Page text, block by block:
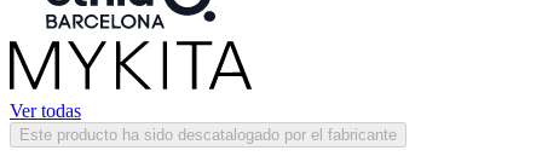
Ver todas
Este producto ha sido descatalogado por el fabricante